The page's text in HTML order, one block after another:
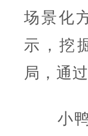
场景化
示，挖
局，通
小鸭